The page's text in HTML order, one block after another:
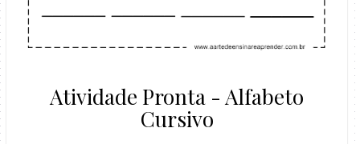
Atividade Pronta - Alfabeto
Cursivo